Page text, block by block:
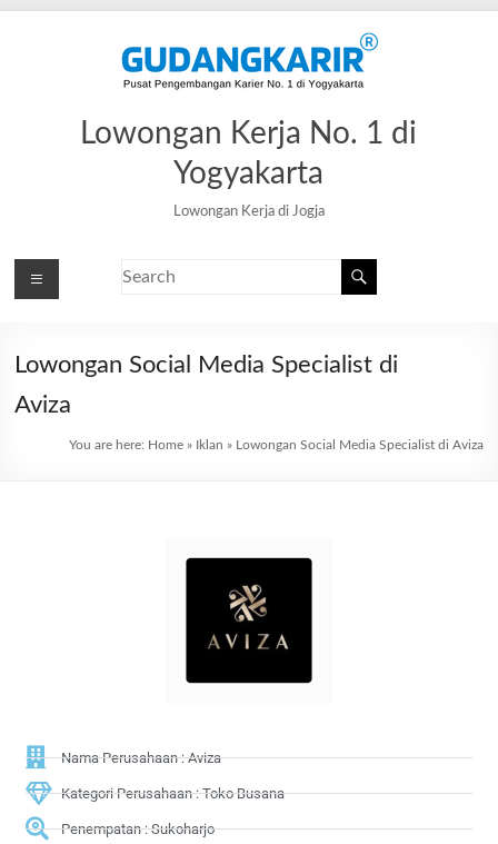
Lowongan Kerja No. 1 di
Yogyakarta
Lowongan Kerja di Jogja
Lowongan Social Media Specialist di
Aviza
You are here: Home» Iklan » Lowongan Social Media Specialist di Aviza
Nama Perusahaan : Aviza
Kategori Perusahaan : Toko Busana
Penempatan : Sukoharjo